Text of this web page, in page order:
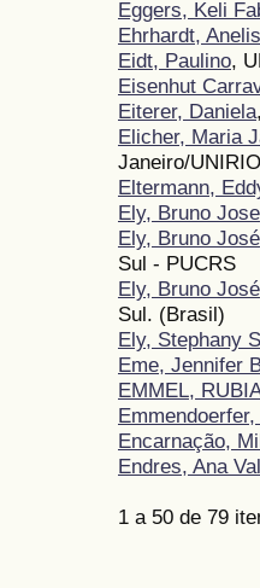
Eggers, Keli
Ehrhardt,
Eidt, Paulino,
Eisenhut
Eiterer, Daniela
Elicher, Maria
Janeiro/UNIRIO
Eltermann,
Ely, Bruno Jose
Ely, Bruno José
Sul - PUCRS
Ely, Bruno José
Sul. (Brasil)
Ely, Stephany
Eme, Jennifer
EMMEL,
Encarnação,
Endres, Ana
1 a 50 de 79